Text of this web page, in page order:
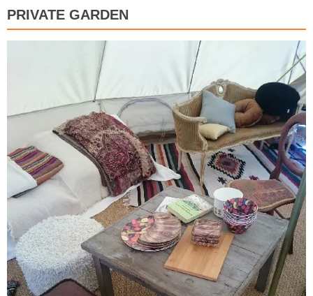
PRIVATE GARDEN